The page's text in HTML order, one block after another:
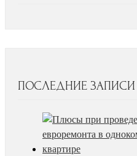
ПОСЛЕДНИЕ ЗАПИСИ